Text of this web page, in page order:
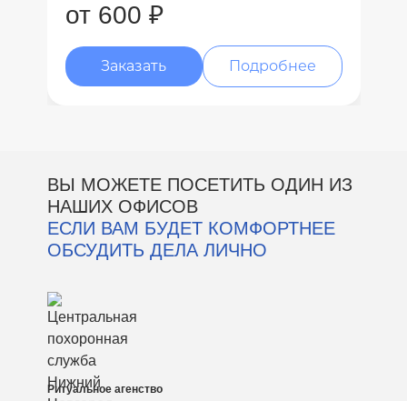
от 600 ₽
Заказать Подробнее
ВЫ МОЖЕТЕ ПОСЕТИТЬ ОДИН ИЗ
НАШИХ ОФИСОВ
ЕСЛИ ВАМ БУДЕТ КОМФОРТНЕЕ
ОБСУДИТЬ ДЕЛА ЛИЧНО
Ритуальное агенство